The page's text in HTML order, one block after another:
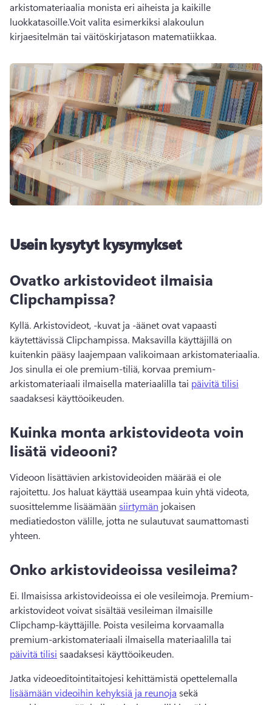
arkistomateriaalia monista eri aiheista ja kaikille
luokkatasoille.Voit valita esimerkiksi alakoulun
kirjaesitelmän tai väitöskirjatason matematiikkaa.
Usein kysytyt kysymykset
Ovatko arkistovideot ilmaisia
Clipchampissa?
Kyllä. Arkistovideot, -kuvat ja -äänet ovat vapaasti
käytettävissä Clipchampissa. Maksavilla käyttäjillä on
kuitenkin pääsy laajempaan valikoimaan arkistomateriaalia.
Jos sinulla ei ole premium-tiliä, korvaa premium-
arkistomateriaali ilmaisella materiaalilla tai päivitä tilisi
saadaksesi käyttöoikeuden.
Kuinka monta arkistovideota voin
lisätä videooni?
Videoon lisättävien arkistovideoiden määrää ei ole
rajoitettu. Jos haluat käyttää useampaa kuin yhtä videota,
suosittelemme lisäämään siirtymän jokaisen
mediatiedoston välille, jotta ne sulautuvat saumattomasti
yhteen.
Onko arkistovideoissa vesileima?
Ei. Ilmaisissa arkistovideoissa ei ole vesileimoja. Premium-
arkistovideot voivat sisältää vesileiman ilmaisille
Clipchamp-käyttäjille. Poista vesileima korvaamalla
premium-arkistomateriaali ilmaisella materiaalilla tai
päivitä tilisi saadaksesi käyttöoikeuden.
Jatka videoeditointitaitojesi kehittämistä opettelemalla
lisäämään videoihin kehyksiä ja reunoja sekä